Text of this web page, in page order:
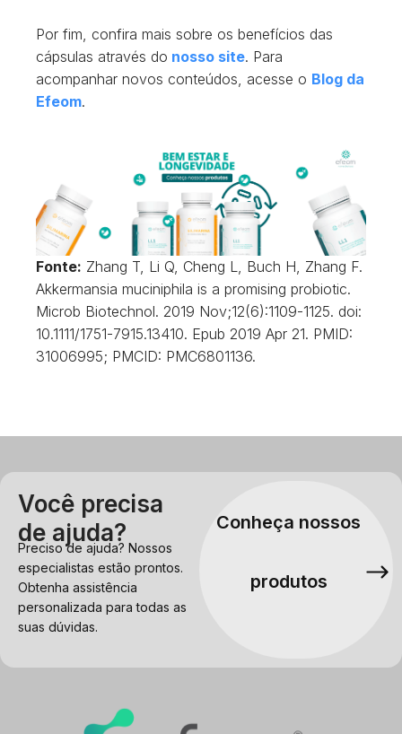
Por fim, confira mais sobre os benefícios das
cápsulas através do nosso site. Para
acompanhar novos conteúdos, acesse o Blog da
Efeom.
Fonte: Zhang T, Li Q, Cheng L, Buch H, Zhang F.
Akkermansia muciniphila is a promising probiotic.
Microb Biotechnol. 2019 Nov;12(6):1109-1125. doi:
10.1111/1751-7915.13410. Epub 2019 Apr 21. PMID:
31006995; PMCID: PMC6801136.
Você precisa
de ajuda?
Preciso de ajuda? Nossos
especialistas estão prontos.
Obtenha assistência
personalizada para todas as
suas dúvidas.
Conheça nossos
produtos